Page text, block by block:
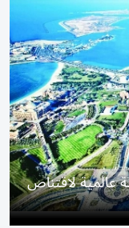
عالمية لاقتناص